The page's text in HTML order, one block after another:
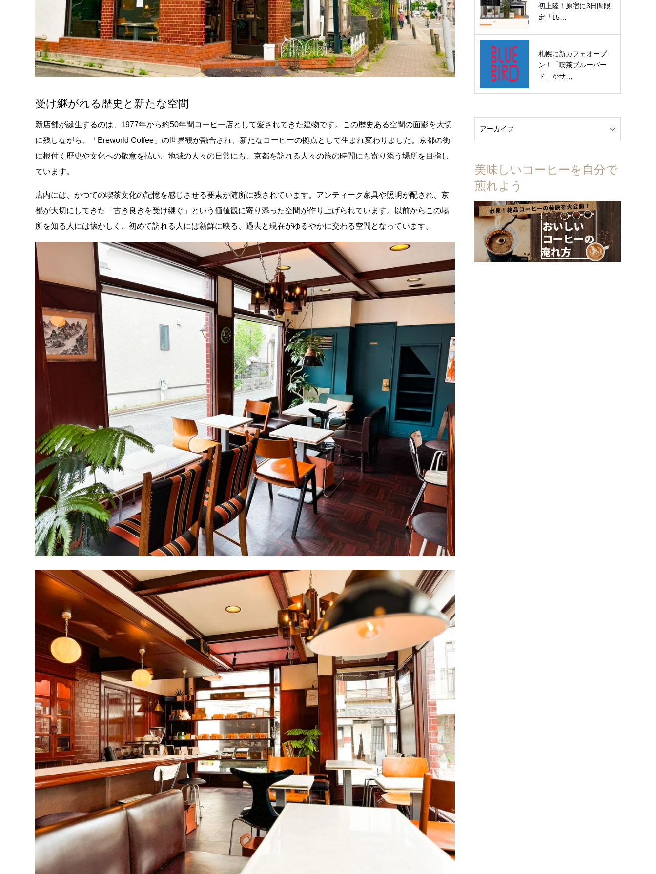
受け継がれる歴史と新たな空間
新店舗が誕生するのは、1977年から約50年間コーヒー店として愛されてきた建物です。この歴史ある空間の面影を大切
に残しながら、「Breworld Coffee」の世界観が融合され、新たなコーヒーの拠点として生まれ変わりました。京都の街
に根付く歴史や文化への敬意を払い、地域の人々の日常にも、京都を訪れる人々の旅の時間にも寄り添う場所を目指し
ています。
店内には、かつての喫茶文化の記憶を感じさせる要素が随所に残されています。アンティーク家具や照明が配され、京
都が大切にしてきた「古き良きを受け継ぐ」という価値観に寄り添った空間が作り上げられています。以前からこの場
所を知る人には懐かしく、初めて訪れる人には新鮮に映る、過去と現在がゆるやかに交わる空間となっています。
初上陸！原宿に3日間限
定「15…
札幌に新カフェオープ
ン！「喫茶ブルーバー
ド」がサ…
美味しいコーヒーを自分で
煎れよう